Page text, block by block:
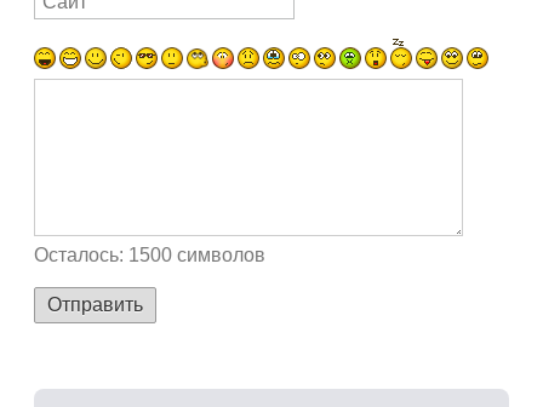
Осталось: 1500 символов
Отправить